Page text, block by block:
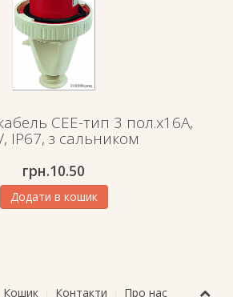
СЕЕ-тип 3 пол.х16А,
IP67, з сальником
грн.10.50
Додати в кошик
Кошик Контакти Про нас